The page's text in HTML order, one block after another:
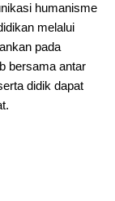
humanisme
melalui
pada
bersama antar
didik dapat